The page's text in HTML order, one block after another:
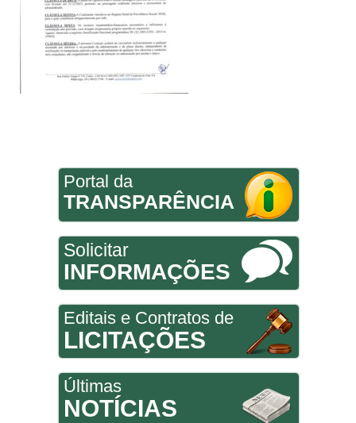
Portal da
TRANSPARÊNCIA
Solicitar
INFORMAÇÕES
Editais e Contratos de
LICITAÇÕES
Últimas
NOTÍCIAS